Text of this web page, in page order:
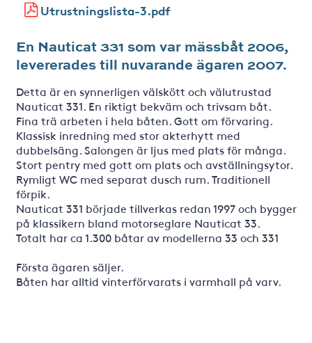
Utrustningslista-3.pdf
En Nauticat 331 som var mässbåt 2006,
levererades till nuvarande ägaren 2007.
Detta är en synnerligen välskött och välutrustad
Nauticat 331. En riktigt bekväm och trivsam båt.
Fina trä arbeten i hela båten. Gott om förvaring.
Klassisk inredning med stor akterhytt med
dubbelsäng. Salongen är ljus med plats för många.
Stort pentry med gott om plats och avställningsytor.
Rymligt WC med separat dusch rum. Traditionell
förpik.
Nauticat 331 började tillverkas redan 1997 och bygger
på klassikern bland motorseglare Nauticat 33.
Totalt har ca 1.300 båtar av modellerna 33 och 331
Första ägaren säljer.
Båten har alltid vinterförvarats i varmhall på varv.